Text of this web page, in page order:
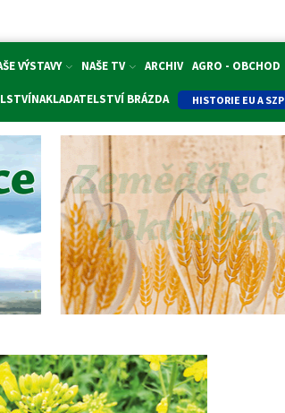
VÝSTAVY NAŠE TV ARCHIV AGRO - OBCHOD
NAKLADATELSTVÍ BRÁZDA HISTORIE EU A SZP